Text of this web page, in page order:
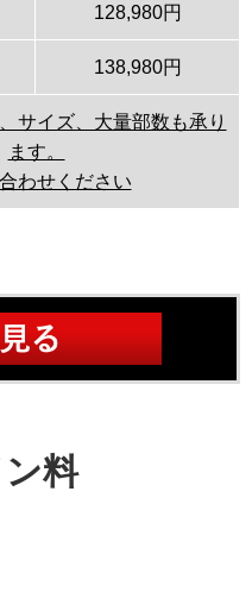
128,980円
138,980円
サイズ、大量部数も承り
ます。
わせください
料